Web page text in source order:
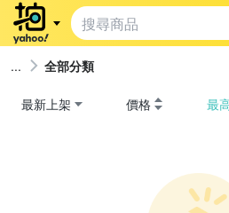
全部分類
最新上架 價格 最